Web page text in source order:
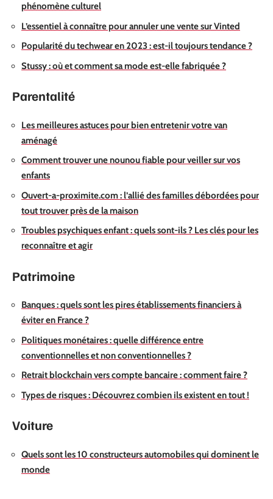
phénomène culturel
L’essentiel à connaître pour annuler une vente sur Vinted
Popularité du techwear en 2023 : est-il toujours tendance ?
Stussy : où et comment sa mode est-elle fabriquée ?
Parentalité
Les meilleures astuces pour bien entretenir votre van
aménagé
Comment trouver une nounou fiable pour veiller sur vos
enfants
Ouvert-a-proximite.com : l’allié des familles débordées pour
tout trouver près de la maison
Troubles psychiques enfant : quels sont-ils ? Les clés pour les
reconnaître et agir
Patrimoine
Banques : quels sont les pires établissements financiers à
éviter en France ?
Politiques monétaires : quelle différence entre
conventionnelles et non conventionnelles ?
Retrait blockchain vers compte bancaire : comment faire ?
Types de risques : Découvrez combien ils existent en tout !
Voiture
Quels sont les 10 constructeurs automobiles qui dominent le
monde